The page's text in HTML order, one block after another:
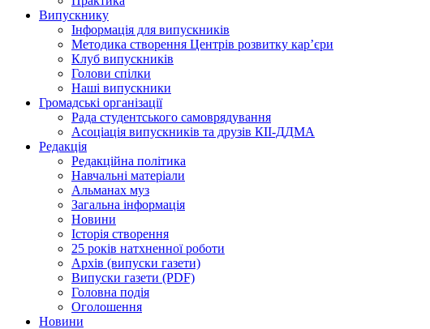
Випускнику
Інформація для випускників
Методика створення Центрів розвитку кар’єри
Клуб випускників
Голови спілки
Наші випускники
Громадські організації
Рада студентського самоврядування
Асоціація випускників та друзів КІІ-ДДМА
Редакція
Редакційна політика
Навчальні матеріали
Альманах муз
Загальна інформація
Новини
Історія створення
25 років натхненної роботи
Архів (випуски газети)
Випуски газети (PDF)
Головна подія
Оголошення
Новини